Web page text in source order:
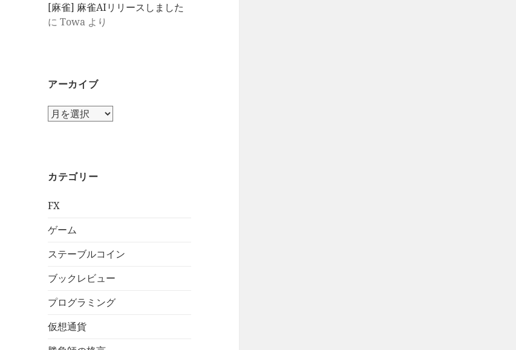
[麻雀] 麻雀AIリリースしました
にTowa より
アーカイブ
ア
ブ
カテゴリー
FX
ゲーム
ステーブルコイン
ブックレビュー
プログラミング
仮想通貨